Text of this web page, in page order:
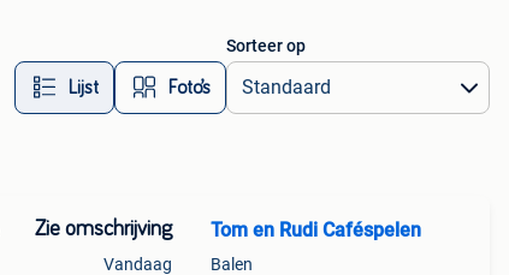
Lijst Foto’s
Sorteer op
Zie omschrijving
Vandaag
Tom en Rudi Caféspelen
Balen